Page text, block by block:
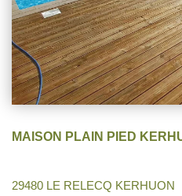
MAISON PLAIN PIED
29480 LE RELECQ KERHUON